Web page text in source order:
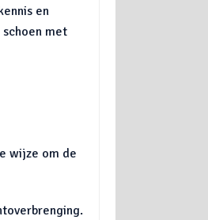
en
met
wijze om de